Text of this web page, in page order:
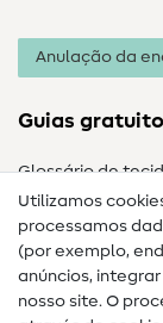
Anulação da
Guias
Glossário de
Guias de costura
Ajuda e
Utilizamos
processamos
(por exemplo,
anúncios,
nosso site. O